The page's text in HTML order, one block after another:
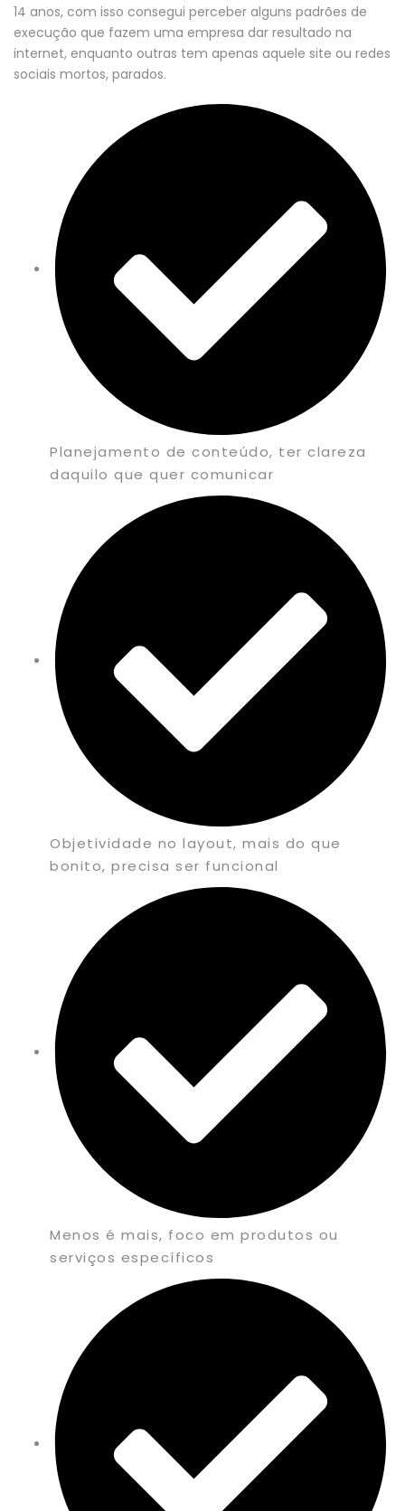
14 anos, com isso consegui perceber alguns padrões de
execução que fazem uma empresa dar resultado na
internet, enquanto outras tem apenas aquele site ou redes
sociais mortos, parados.
Planejamento de conteúdo, ter clareza
daquilo que quer comunicar
Objetividade no layout, mais do que
bonito, precisa ser funcional
Menos é mais, foco em produtos ou
serviços específicos